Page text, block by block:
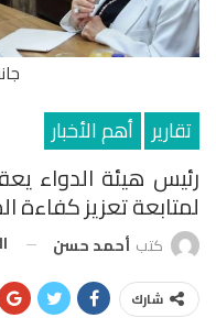
تقارير أهم الأخبار
رئيس هيئة الدواء
لمتابعة تعزيز كفاءة
كتب أحمد حسن
شارك